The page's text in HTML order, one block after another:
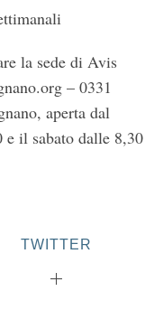
la sede di Avis
– 0331
aperta dal
il sabato dalle 8,30
TWITTER